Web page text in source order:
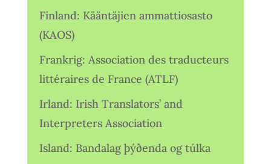
Finland: Kääntäjien ammattiosasto
(KAOS)
Frankrig: Association des traducteurs
littéraires de France (ATLF)
Irland: Irish Translators’ and
Interpreters Association
Island: Bandalag þýðenda og túlka